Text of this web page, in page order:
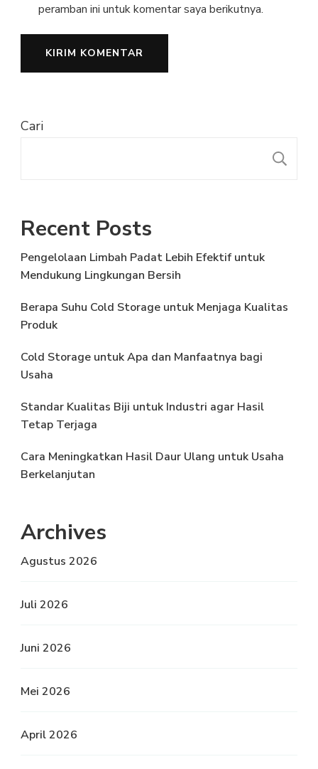
peramban ini untuk komentar saya berikutnya.
Cari
Recent Posts
Pengelolaan Limbah Padat Lebih Efektif untuk
Mendukung Lingkungan Bersih
Berapa Suhu Cold Storage untuk Menjaga Kualitas
Produk
Cold Storage untuk Apa dan Manfaatnya bagi
Usaha
Standar Kualitas Biji untuk Industri agar Hasil
Tetap Terjaga
Cara Meningkatkan Hasil Daur Ulang untuk Usaha
Berkelanjutan
Archives
Agustus 2026
Juli 2026
Juni 2026
Mei 2026
April 2026